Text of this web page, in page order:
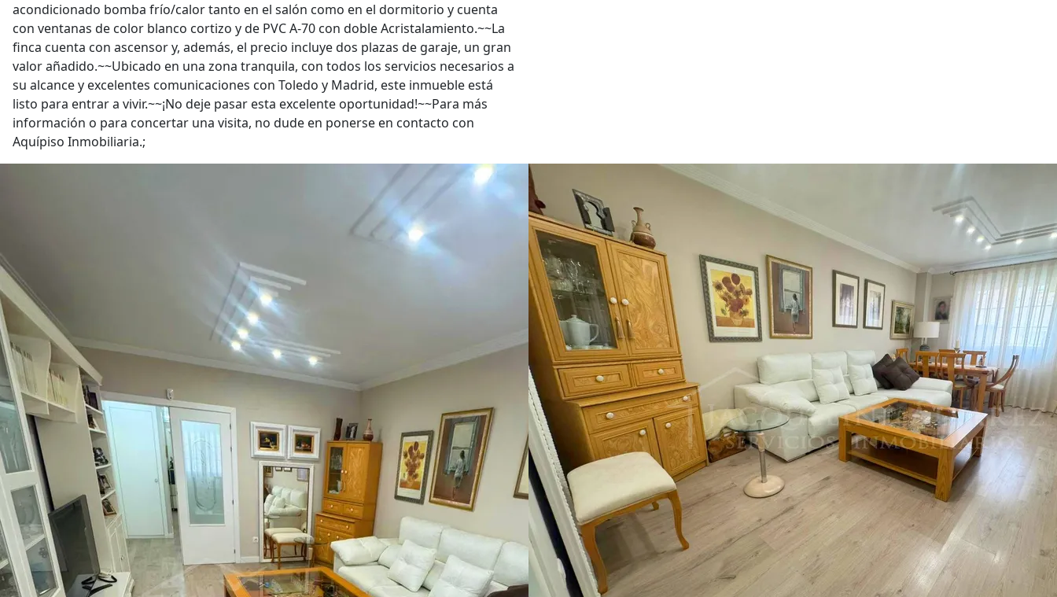
acondicionado bomba frío/calor tanto en el salón como en el dormitorio y cuenta
con ventanas de color blanco cortizo y de PVC A-70 con doble Acristalamiento.~~La
finca cuenta con ascensor y, además, el precio incluye dos plazas de garaje, un gran
valor añadido.~~Ubicado en una zona tranquila, con todos los servicios necesarios a
su alcance y excelentes comunicaciones con Toledo y Madrid, este inmueble está
listo para entrar a vivir.~~¡No deje pasar esta excelente oportunidad!~~Para más
información o para concertar una visita, no dude en ponerse en contacto con
Aquípiso Inmobiliaria.;